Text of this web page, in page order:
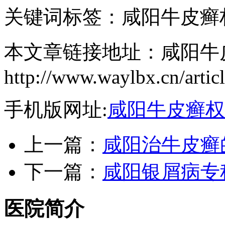
关键词标签：咸阳牛皮
本文章链接地址：咸阳
http://www.waylbx.cn/
手机版网址:咸阳牛皮癣
上一篇： 咸阳治牛皮
下一篇： 咸阳银屑病
医院简介